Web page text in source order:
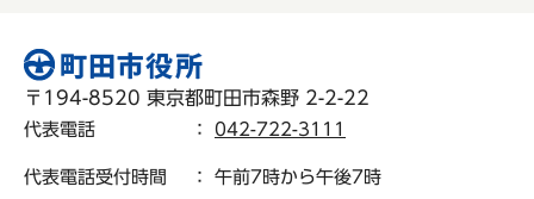
〒194-8520 東京都町田市森野 2-2-22
代表電話 ： 042-722-3111
代表電話受付時間 ： 午前7時から午後7時